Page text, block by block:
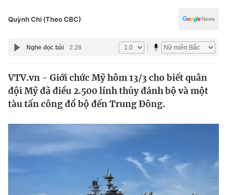
Pháp luật
Y tế
Thế giới
Tin tức
Thế giới đó đây
Câu chuyện quốc tế
Kinh tế
Thị trường
Góc doanh nghiệp
Truyền hình
Công nghệ
Quỳnh Chi (Theo CBC)
Nghe đọc bài 2:28
VTV.vn - Giới chức Mỹ hôm 13/3 cho biết quân
đội Mỹ đã điều 2.500 lính thủy đánh bộ và một
tàu tấn công đổ bộ đến Trung Đông.